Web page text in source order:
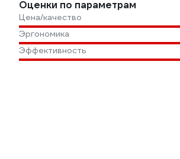
Оценки по параметрам
Цена/качество
Эргономика
Эффективность